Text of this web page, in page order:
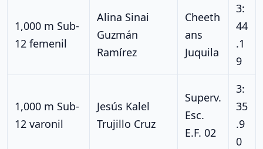
1,000 m Sub-
12 femenil
Alina Sinai
Guzmán
Ramírez
Cheeth
ans
Juquila
3:
44
.1
9
1,000 m Sub-
12 varonil
Jesús Kalel
Trujillo Cruz
Superv.
Esc.
E.F. 02
3:
35
.9
0